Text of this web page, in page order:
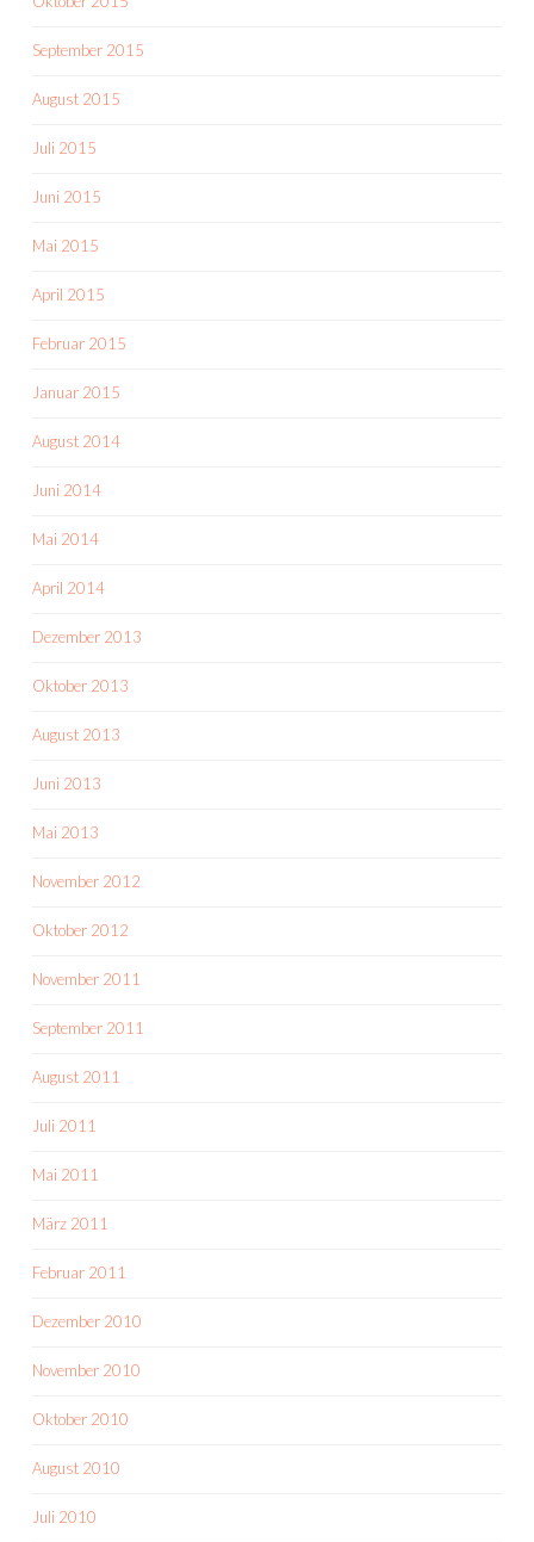
September 2015
August 2015
Juli 2015
Juni 2015
Mai 2015
April 2015
Februar 2015
Januar 2015
August 2014
Juni 2014
Mai 2014
April 2014
Dezember 2013
Oktober 2013
August 2013
Juni 2013
Mai 2013
November 2012
Oktober 2012
November 2011
September 2011
August 2011
Juli 2011
Mai 2011
März 2011
Februar 2011
Dezember 2010
November 2010
Oktober 2010
August 2010
Juli 2010